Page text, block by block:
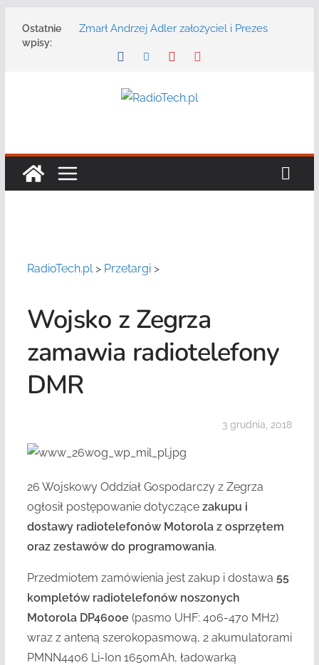
Ostatnie
wpisy:
Zmarł Andrzej Adler założyciel i Prezes
Radmor – największy polski producent
DGT wraz z partnerami zaprasza na
konferencję: „Bezpieczeństwo,
bezpieczeństwa publicznego usługę
RadioTech.pl> Przetargi>
Wojsko z Zegrza
zamawia radiotelefony
DMR
3 grudnia, 2018
26 Wojskowy Oddział Gospodarczy z Zegrza
ogłosił postępowanie dotyczące zakupu i
dostawy radiotelefonów Motorola z osprzętem
oraz zestawów do programowania.
Przedmiotem zamówienia jest zakup i dostawa 55
kompletówradiotelefonów noszonych
Motorola DP4600e (pasmo UHF: 406-470 MHz)
wraz z anteną szerokopasmową, 2 akumulatorami
PMNN4406 Li-Ion 1650mAh, ładowarką